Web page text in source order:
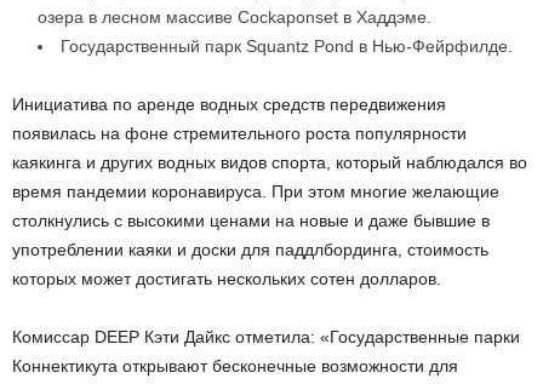
озера в лесном массиве Cockaponset в Хаддэме.
Государственный парк Squantz Pond в Нью-Фейрфилде.
Инициатива по аренде водных средств передвижения
появилась на фоне стремительного роста популярности
каякинга и других водных видов спорта, который наблюдался во
время пандемии коронавируса. При этом многие желающие
столкнулись с высокими ценами на новые и даже бывшие в
употреблении каяки и доски для паддлбординга, стоимость
которых может достигать нескольких сотен долларов.
Комиссар DEEP Кэти Дайкс отметила: «Государственные парки
Коннектикута открывают бесконечные возможности для